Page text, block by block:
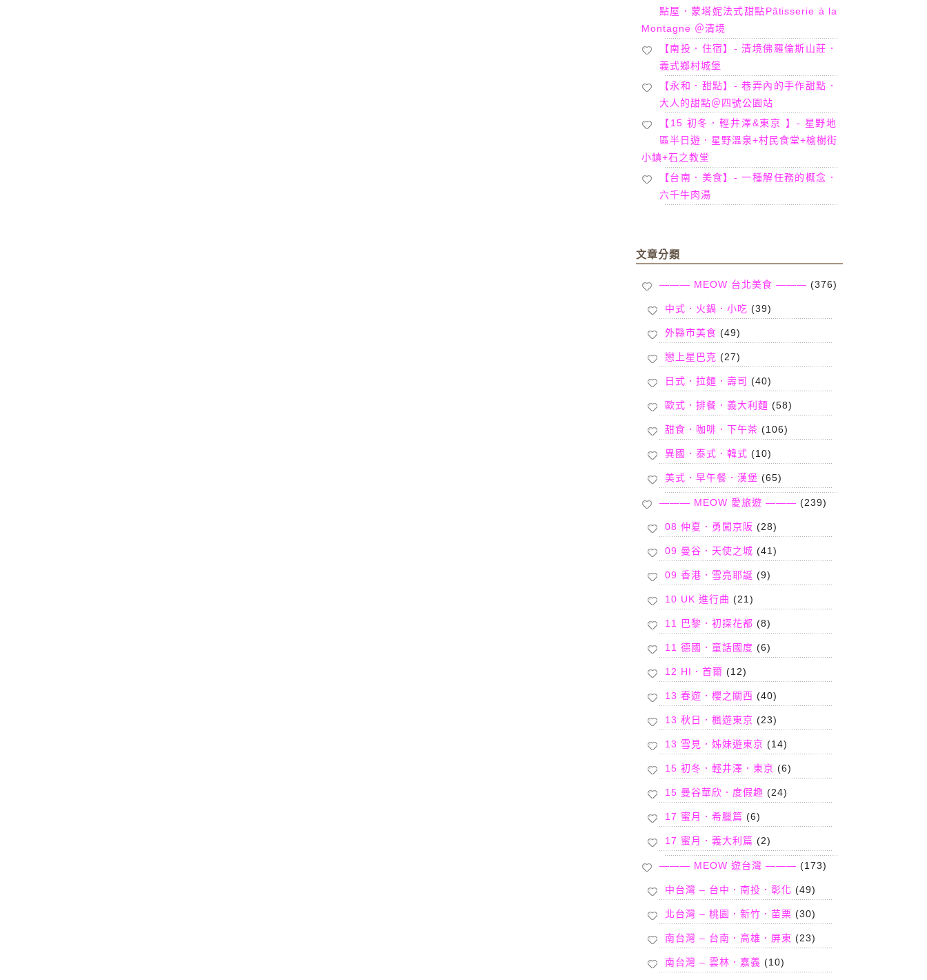
點屋．蒙塔妮法式甜點Pâtisserie à la
Montagne ＠清境
【南投．住宿】- 清境佛羅倫斯山莊．
義式鄉村城堡
【永和．甜點】- 巷弄內的手作甜點．
大人的甜點＠四號公園站
【15 初冬．輕井澤&東京 】- 星野地
區半日遊．星野溫泉+村民食堂+榆樹街
小鎮+石之教堂
【台南．美食】- 一種解任務的概念．
六千牛肉湯
文章分類
——— MEOW 台北美食 ——— (376)
中式．火鍋．小吃 (39)
外縣市美食 (49)
戀上星巴克 (27)
日式．拉麵．壽司 (40)
歐式．排餐．義大利麵 (58)
甜食．咖啡．下午茶 (106)
異國．泰式．韓式 (10)
美式．早午餐．漢堡 (65)
——— MEOW 愛旅遊 ——— (239)
08 仲夏．勇闖京阪 (28)
09 曼谷．天使之城 (41)
09 香港．雪亮耶誕 (9)
10 UK 進行曲 (21)
11 巴黎．初探花都 (8)
11 德國．童話國度 (6)
12 HI．首爾 (12)
13 春遊．櫻之關西 (40)
13 秋日．楓遊東京 (23)
13 雪見．姊妹遊東京 (14)
15 初冬．輕井澤．東京 (6)
15 曼谷華欣．度假趣 (24)
17 蜜月．希臘篇 (6)
17 蜜月．義大利篇 (2)
——— MEOW 遊台灣 ——— (173)
中台灣 – 台中．南投．彰化 (49)
北台灣 – 桃園．新竹．苗栗 (30)
南台灣 – 台南．高雄．屏東 (23)
南台灣 – 雲林．嘉義 (10)